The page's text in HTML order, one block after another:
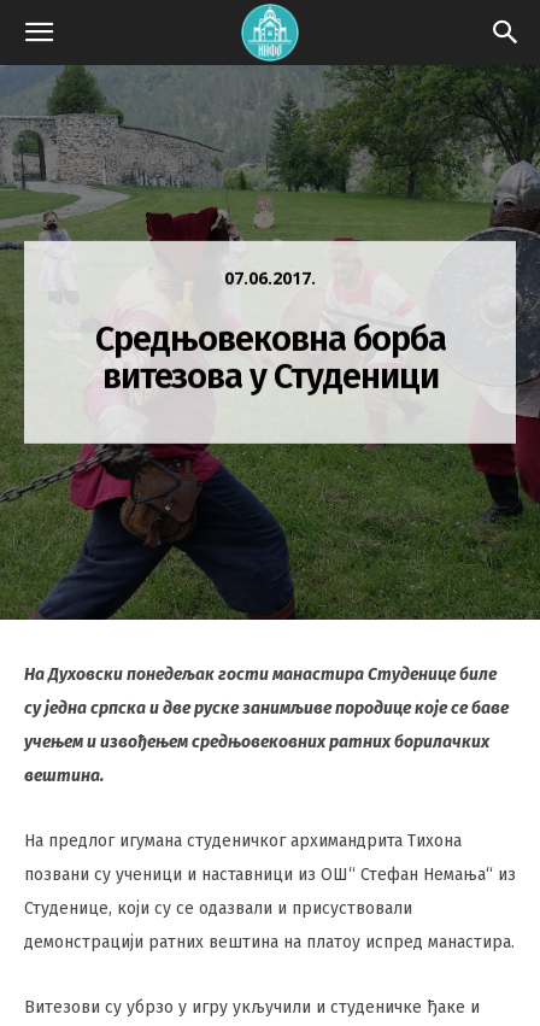
07.06.2017.
Средњовековна борба
витезова у Студеници
На Духовски понедељак гости манастира Студенице биле
су једна српска и две руске занимљиве породице које се баве
учењем и извођењем средњовековних ратних борилачких
вештина.
На предлог игумана студеничког архимандрита Тихона
позвани су ученици и наставници из ОШ“ Стефан Немања“ из
Студенице, који су се одазвали и присуствовали
демонстрацији ратних вештина на платоу испред манастира.
Витезови су убрзо у игру укључили и студеничке ђаке и